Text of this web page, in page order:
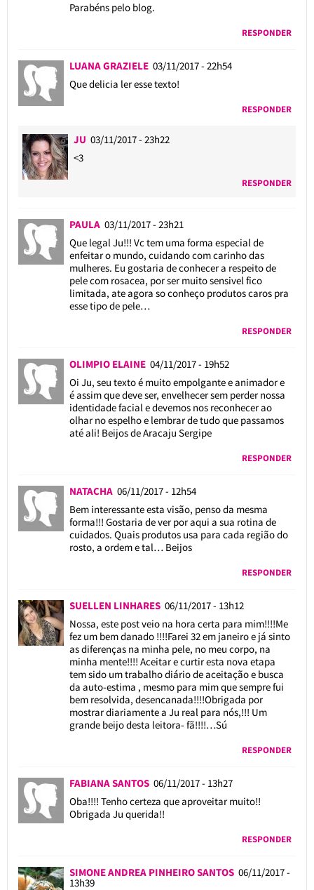
Parabéns pelo blog.
RESPONDER
LUANA GRAZIELE 03/11/2017 - 22h54
Que delicia ler esse texto!
RESPONDER
JU 03/11/2017 - 23h22
<3
RESPONDER
PAULA 03/11/2017 - 23h21
Que legal Ju!!! Vc tem uma forma especial de
enfeitar o mundo, cuidando com carinho das
mulheres. Eu gostaria de conhecer a respeito de
pele com rosacea, por ser muito sensivel fico
limitada, ate agora so conheço produtos caros pra
esse tipo de pele…
RESPONDER
OLIMPIO ELAINE 04/11/2017 - 19h52
Oi Ju, seu texto é muito empolgante e animador e
é assim que deve ser, envelhecer sem perder nossa
identidade facial e devemos nos reconhecer ao
olhar no espelho e lembrar de tudo que passamos
até ali! Beijos de Aracaju Sergipe
RESPONDER
NATACHA 06/11/2017 - 12h54
Bem interessante esta visão, penso da mesma
forma!!! Gostaria de ver por aqui a sua rotina de
cuidados. Quais produtos usa para cada região do
rosto, a ordem e tal… Beijos
RESPONDER
SUELLEN LINHARES 06/11/2017 - 13h12
Nossa, este post veio na hora certa para mim!!!!Me
fez um bem danado !!!!Farei 32 em janeiro e já sinto
as diferenças na minha pele, no meu corpo, na
minha mente!!!! Aceitar e curtir esta nova etapa
tem sido um trabalho diário de aceitação e busca
da auto-estima , mesmo para mim que sempre fui
bem resolvida, desencanada!!!!Obrigada por
mostrar diariamente a Ju real para nós,!!! Um
grande beijo desta leitora- fã!!!!…Sú
RESPONDER
FABIANA SANTOS 06/11/2017 - 13h27
Oba!!!! Tenho certeza que aproveitar muito!!
Obrigada Ju querida!!
RESPONDER
SIMONE ANDREA PINHEIRO SANTOS 06/11/2017 -
13h39